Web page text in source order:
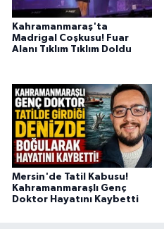
Kahramanmaraş'ta
Madrigal Coşkusu! Fuar
Alanı Tıklım Tıklım Doldu
Mersin'de Tatil Kabusu!
Kahramanmaraşlı Genç
Doktor Hayatını Kaybetti